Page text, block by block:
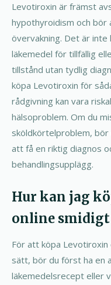
Levotiroxin är främst
hypothyroidism och bör
övervakning. Det är
läkemedel för tillfällig
tillstånd utan tydlig
köpa Levotiroxin för
rådgivning kan vara
hälsoproblem. Om du
sköldkörtelproblem,
att få en riktig diagnos
behandlingsupplägg.
Hur kan jag
online smidigt
För att köpa
sätt, bör du först ha en
läkemedelsrecept eller